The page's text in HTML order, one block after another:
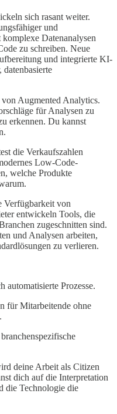
sich rasant weiter.
und
Datenanalysen
zu schreiben. Neue
und integrierte KI-
Augmented Analytics.
für Analysen zu
erkennen. Du kannst
die Verkaufszahlen
Low-Code-
welche Produkte
Verfügbarkeit von
entwickeln Tools, die
zugeschnitten sind.
und Analysen arbeiten,
zu verlieren.
automatisierte Prozesse.
für Mitarbeitende ohne
deine Arbeit als Citizen
dich auf die Interpretation
die Technologie die